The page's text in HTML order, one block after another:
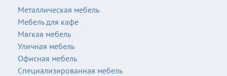
Металлическая мебель
Мебель для кафе
Мягкая мебель
Уличная мебель
Офисная мебель
Специализированная мебель